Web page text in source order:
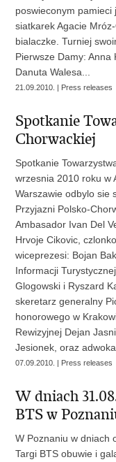
poswieconym
siatkarek Agacie
bialaczke. Turniej
Pierwsze Damy:
Danuta Walesa...
21.09.2010. | Press releases
Spotkanie
Chorwackiej
Spotkanie
wrzesnia 2010 roku w
Warszawie odbylo sie
Przyjazni Polsko-
Ambasador Ivan Del
Hrvoje Cikovic,
wiceprezesi: Bojan
Informacji
Glogowski i Ryszard
skeretarz generalny
honorowego w
Rewizyjnej Dejan
Jesionek, oraz
07.09.2010. | Press releases
W dniach
BTS w
W Poznaniu w dniach
Targi BTS obuwie i